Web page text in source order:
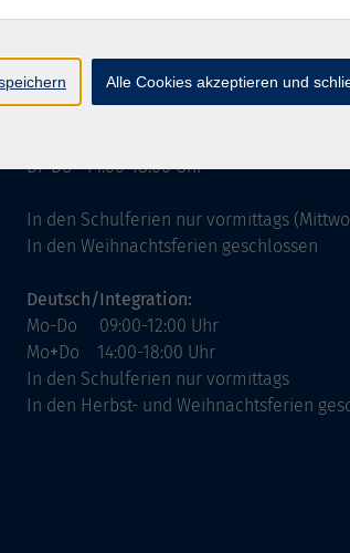
Servicezeiten
allgemein:
Di+Do 14:00-18:00 Uhr
In den Schulferien nur vormittags
In den Weihnachtsferien geschlossen
Deutsch/Integration:
Mo-Do 09:00-12:00 Uhr
Mo+Do 14:00-18:00 Uhr
In den Schulferien nur vormittags
In den Herbst- und Weihnachtsferien
Alle Cookies akzeptieren und